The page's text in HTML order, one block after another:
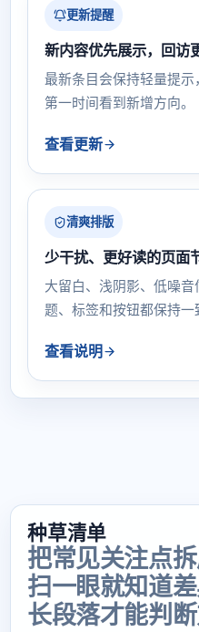
更新提醒
新内容优先展示，回访
最新条目会保持轻量提
第一时间看到新增方向。
查看更新
清爽排版
少干扰、更好读的页面
大留白、浅阴影、低噪
题、标签和按钮都保持一
查看说明
种草清单
把常见关注点拆
扫一眼就知道
长段落才能判断